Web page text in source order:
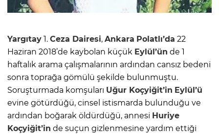
Yargıtay 1. Ceza Dairesi, Ankara Polatlı’da 22
Haziran 2018’de kaybolan küçük Eylül’ün de 1
haftalık arama çalışmalarının ardından cansız bedeni
sonra toprağa gömülü şekilde bulunmuştu.
Soruşturmada komşuları Uğur Koçyiğit’in Eylül’ü
evine götürdüğü, cinsel istismarda bulunduğu ve
ardından boğarak öldürdüğü, annesi Huriye
Koçyiğit’in de suçun gizlenmesine yardım ettiği